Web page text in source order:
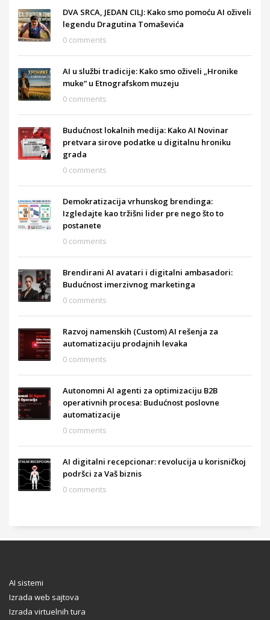
DVA SRCA, JEDAN CILJ: Kako smo pomoću AI oživeli
legendu Dragutina Tomaševića
0 comments
AI u službi tradicije: Kako smo oživeli „Hronike
muke“ u Etnografskom muzeju
0 comments
Budućnost lokalnih medija: Kako AI Novinar
pretvara sirove podatke u digitalnu hroniku
grada
0 comments
Demokratizacija vrhunskog brendinga:
Izgledajte kao tržišni lider pre nego što to
postanete
0 comments
Brendirani AI avatari i digitalni ambasadori:
Budućnost imerzivnog marketinga
0 comments
Razvoj namenskih (Custom) AI rešenja za
automatizaciju prodajnih levaka
0 comments
Autonomni AI agenti za optimizaciju B2B
operativnih procesa: Budućnost poslovne
automatizacije
0 comments
AI digitalni recepcionar: revolucija u korisničkoj
podršci za Vaš biznis
0 comments
AI sistemi
Izrada web sajtova
Izrada virtuelnih tura